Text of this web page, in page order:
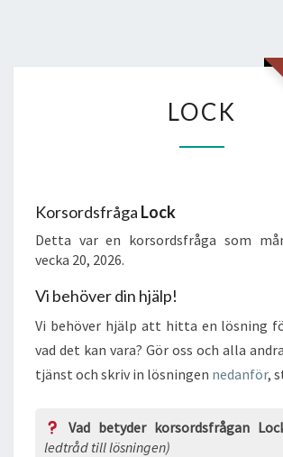
LOCK
Korsordsfråga Lock
Detta var en korsordsfråga som
vecka 20, 2026.
Vi behöver din hjälp!
Vi behöver hjälp att hitta en lösning
vad det kan vara? Gör oss och alla
tjänst och skriv in lösningen nedanför,
Vad betyder korsordsfrågan
ledtråd till lösningen)